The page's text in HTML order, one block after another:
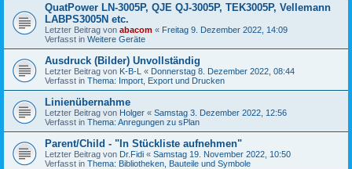
QuatPower LN-3005P, QJE QJ-3005P, TEK3005P, Vellemann
LABPS3005N etc.
Letzter Beitrag von abacom « Freitag 9. Dezember 2022, 14:09
Verfasst in Weitere Geräte
Ausdruck (Bilder) Unvollständig
Letzter Beitrag von K-B-L « Donnerstag 8. Dezember 2022, 08:44
Verfasst in Thema: Import, Export und Drucken
Linienübernahme
Letzter Beitrag von Holger « Samstag 3. Dezember 2022, 12:56
Verfasst in Thema: Anregungen zu sPlan
Parent/Child - "In Stückliste aufnehmen"
Letzter Beitrag von Dr.Fidi « Samstag 19. November 2022, 10:50
Verfasst in Thema: Bibliotheken, Bauteile und Symbole